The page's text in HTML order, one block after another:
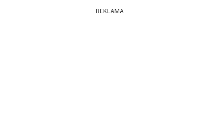
REKLAMA